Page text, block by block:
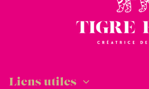
Liens utiles